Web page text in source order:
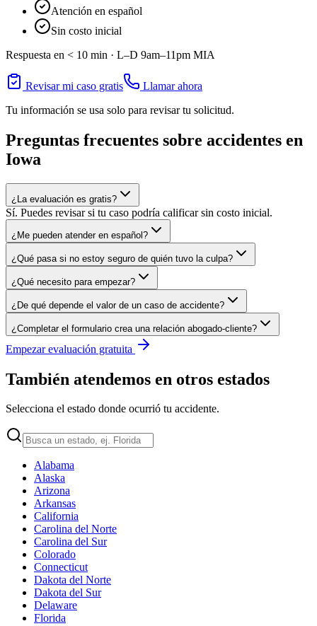
Atención en español
Sin costo inicial
Respuesta en < 10 min · L–D 9am–11pm MIA
Revisar mi caso gratis
Llamar ahora
Tu información se usa solo para revisar tu solicitud.
Preguntas frecuentes sobre accidentes en
Iowa
¿La evaluación es gratis?
Sí. Puedes revisar si tu caso podría calificar sin costo inicial.
¿Me pueden atender en español?
¿Qué pasa si no estoy seguro de quién tuvo la culpa?
¿Qué necesito para empezar?
¿De qué depende el valor de un caso de accidente?
¿Completar el formulario crea una relación abogado-cliente?
Empezar evaluación gratuita
También atendemos en otros estados
Selecciona el estado donde ocurrió tu accidente.
Alabama
Alaska
Arizona
Arkansas
California
Carolina del Norte
Carolina del Sur
Colorado
Connecticut
Dakota del Norte
Dakota del Sur
Delaware
Florida